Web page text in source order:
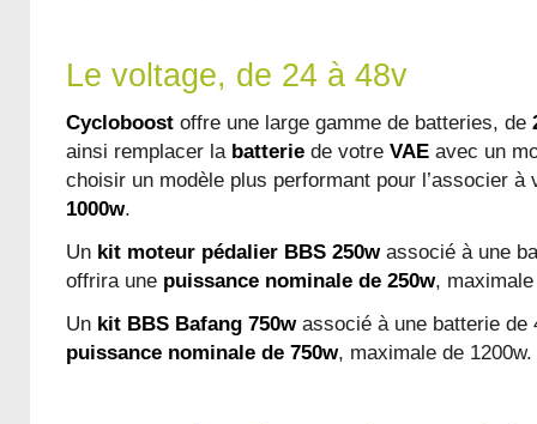
Le voltage, de 24 à 48v
Cycloboost offre une large gamme de batteries, de
ainsi remplacer la batterie de votre VAE avec un
choisir un modèle plus performant pour l’associer à
1000w.
Un kit moteur pédalier BBS 250wassocié à une
offrira une puissance nominale de 250w,
Un kit BBS Bafang 750wassocié à une batterie de
puissance nominale de 750w, maximale de 1200w.